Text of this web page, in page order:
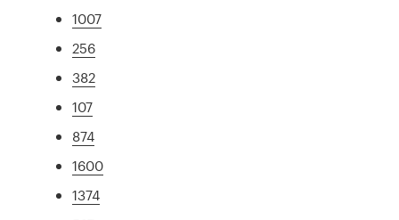
1007
256
382
107
874
1600
1374